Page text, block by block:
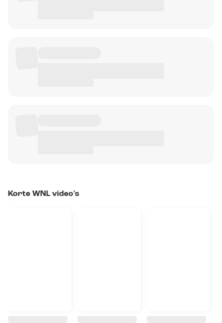
Korte WNL video's